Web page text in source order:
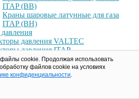
ITAP (ВВ)
Краны шаровые латунные для газа
ITAP (ВН)
давления VALTEC
давления ITAP
давление RBM
латунные VALTEC
cookie. Продолжая использовать
файлов сookie на условиях
конфиденциальности.